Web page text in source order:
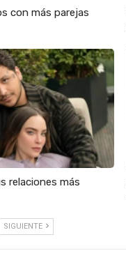
con más parejas
relaciones más
SIGUIENTE